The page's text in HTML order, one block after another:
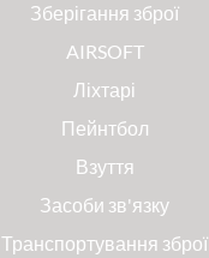
Зберігання зброї
AIRSOFT
Ліхтарі
Пейнтбол
Взуття
Засоби зв'язку
Транспортування зброї